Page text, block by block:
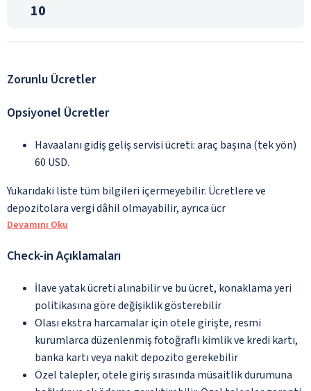
10
Zorunlu Ücretler
Opsiyonel Ücretler
Havaalanı gidiş geliş servisi ücreti: araç başına (tek yön)
60 USD.
Yukarıdaki liste tüm bilgileri içermeyebilir. Ücretlere ve
depozitolara vergi dâhil olmayabilir, ayrıca ücr
Devamını Oku
Check-in Açıklamaları
İlave yatak ücreti alınabilir ve bu ücret, konaklama yeri
politikasına göre değişiklik gösterebilir
Olası ekstra harcamalar için otele girişte, resmi
kurumlarca düzenlenmiş fotoğraflı kimlik ve kredi kartı,
banka kartı veya nakit depozito gerekebilir
Özel talepler, otele giriş sırasında müsaitlik durumuna